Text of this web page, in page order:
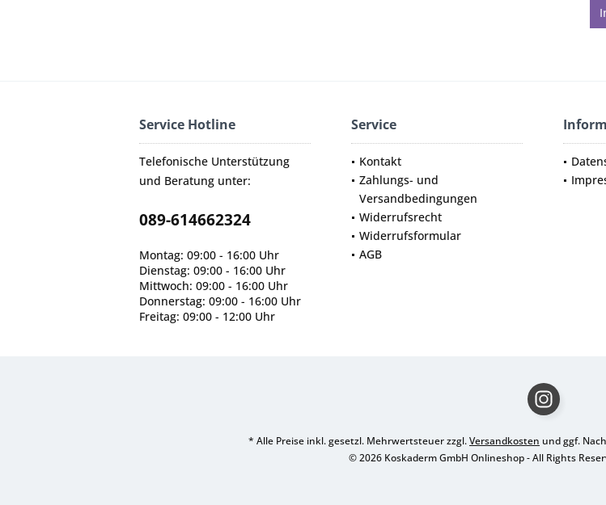
Service Hotline
Telefonische Unterstützung
und Beratung unter:
089-614662324
Montag: 09:00 - 16:00 Uhr
Dienstag: 09:00 - 16:00 Uhr
Mittwoch: 09:00 - 16:00 Uhr
Donnerstag: 09:00 - 16:00 Uhr
Freitag: 09:00 - 12:00 Uhr
Service
Kontakt
Zahlungs- und
Versandbedingungen
Widerrufsrecht
Widerrufsformular
AGB
* Alle Preise inkl. gesetzl. Mehrwertsteuer zzgl.Versandkosten und ggf.
© 2026 Koskaderm GmbH Onlineshop - All Rights